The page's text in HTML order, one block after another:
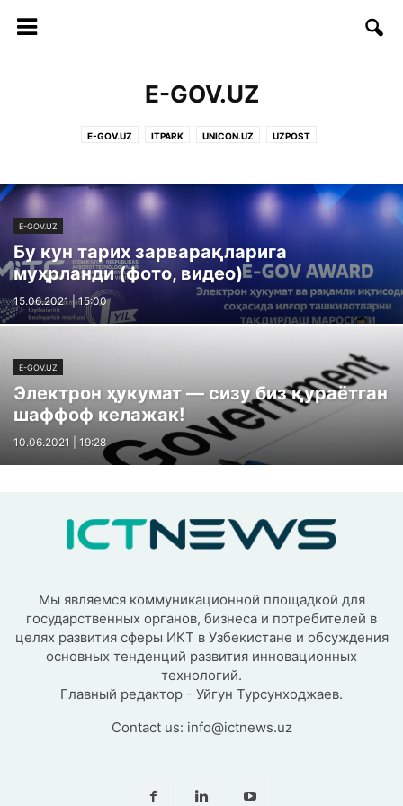
E-GOV.UZ
E-GOV.UZ ITPARK UNICON.UZ UZPOST
E-GOV.UZ
Бу кун тарих зарварақларига
муҳрланди (фото, видео)
15.06.2021 | 15:00
E-GOV.UZ
Электрон ҳукумат — сизу биз қураётган
шаффоф келажак!
10.06.2021 | 19:28
Мы являемся коммуникационной площадкой для
государственных органов, бизнеса и потребителей в
целях развития сферы ИКТ в Узбекистане и обсуждения
основных тенденций развития инновационных
технологий.
Главный редактор - Уйгун Турсунходжаев.
Contact us: info@ictnews.uz